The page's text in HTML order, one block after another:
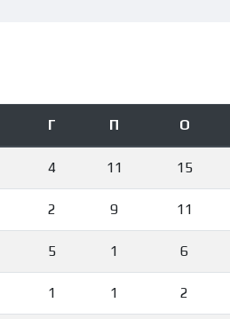
Г П О
4 11 15
2 9 11
5 1 6
1 1 2